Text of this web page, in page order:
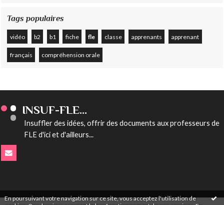
En poursuivant votre navigation sur ce site, vous acceptez l'utilisation de
Tags populaires
vidéo b2 b1 fiche fle classe apprenants apprenant
français compréhension orale
INSUF-FLE...
Insuffler des idées, offrir des documents aux professeurs de
FLE d'ici et d'ailleurs...